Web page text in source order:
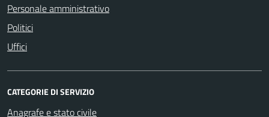
Personale amministrativo
Politici
Uffici
CATEGORIE DI SERVIZIO
Anagrafe e stato civile